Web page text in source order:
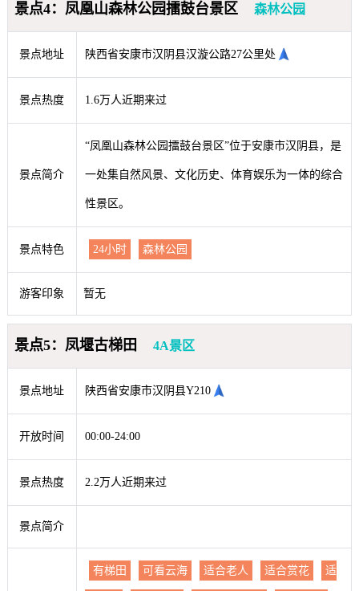
景点4：凤凰山森林公园擂鼓台景区 森林公园
景点地址 陕西省安康市汉阴县汉漩公路27公里处
景点热度 1.6万人近期来过
景点简介
“凤凰山森林公园擂鼓台景区”位于安康市汉阴县，是
一处集自然风景、文化历史、体育娱乐为一体的综合
性景区。
景点特色 24小时 森林公园
游客印象 暂无
景点5：凤堰古梯田 4A景区
景点地址 陕西省安康市汉阴县Y210
开放时间 00:00-24:00
景点热度 2.2万人近期来过
景点简介
有梯田 可看云海 适合老人 适合赏花 适